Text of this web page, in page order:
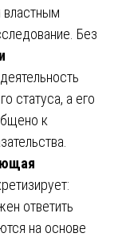
властным
Без
деятельность
статуса, а его
к
ответить
на основе